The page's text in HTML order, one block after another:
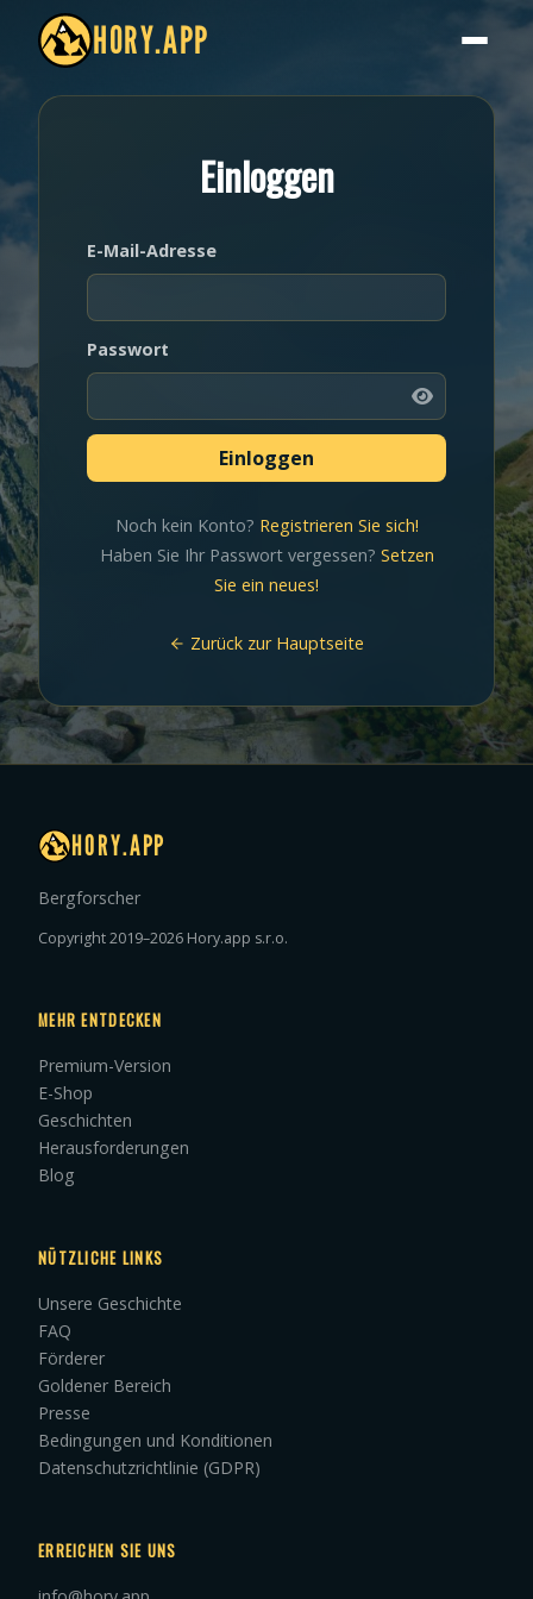
HORY.APP
Einloggen
E-Mail-Adresse
Passwort
Noch kein Konto? Registrieren Sie sich!
Haben Sie Ihr Passwort vergessen? Setzen
Sie ein neues!
Zurück zur Hauptseite
HORY.APP
Bergforscher
Copyright 2019–2026 Hory.app s.r.o.
MEHR ENTDECKEN
Premium-Version
E-Shop
Geschichten
Herausforderungen
Blog
NÜTZLICHE LINKS
Unsere Geschichte
FAQ
Förderer
Goldener Bereich
Presse
Bedingungen und Konditionen
Datenschutzrichtlinie (GDPR)
ERREICHEN SIE UNS